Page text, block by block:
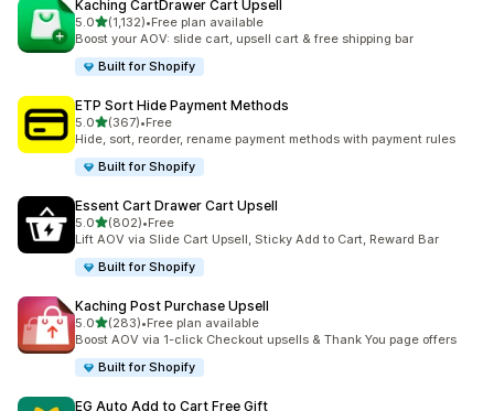
Kaching CartDrawer Cart Upsell
5.0별 5개 중
(1,132)
총 리뷰 1132개
•Free plan available
Boost your AOV: slide cart, upsell cart & free shipping bar
Built for Shopify
ETP Sort Hide Payment Methods
5.0별 5개 중
(367)
총 리뷰 367개
•Free
Hide, sort, reorder, rename payment methods with payment rules
Built for Shopify
Essent Cart Drawer Cart Upsell
5.0별 5개 중
(802)
총 리뷰 802개
•Free
Lift AOV via Slide Cart Upsell, Sticky Add to Cart, Reward Bar
Built for Shopify
Kaching Post Purchase Upsell
5.0별 5개 중
(283)
총 리뷰 283개
•Free plan available
Boost AOV via 1-click Checkout upsells & Thank You page offers
Built for Shopify
EG Auto Add to Cart Free Gift